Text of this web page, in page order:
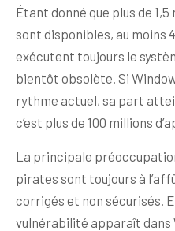
Étant donné que plus de
sont disponibles, au moins
exécutent toujours le
bientôt obsolète. Si
rythme actuel, sa part
c’est plus de 100 millions
La principale
pirates sont toujours à
corrigés et non sécurisés.
vulnérabilité apparaît dans